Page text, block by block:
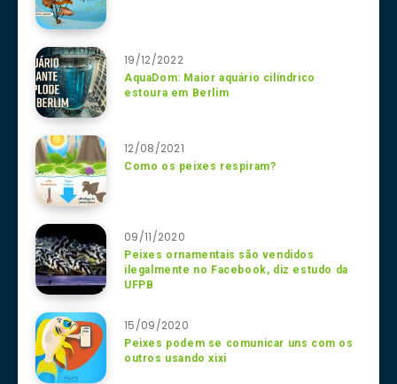
19/12/2022
AquaDom: Maior aquário cilíndrico
estoura em Berlim
12/08/2021
Como os peixes respiram?
09/11/2020
Peixes ornamentais são vendidos
ilegalmente no Facebook, diz estudo da
UFPB
15/09/2020
Peixes podem se comunicar uns com os
outros usando xixi